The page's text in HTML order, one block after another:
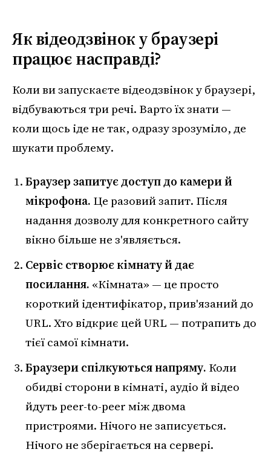
Як відеодзвінок у браузері
працює насправді?
Коли ви запускаєте відеодзвінок у браузері,
відбуваються три речі. Варто їх знати —
коли щось іде не так, одразу зрозуміло, де
шукати проблему.
Браузер запитує доступ до камери й
мікрофона. Це разовий запит. Після
надання дозволу для конкретного сайту
вікно більше не з'являється.
Сервіс створює кімнату й дає
посилання. «Кімната» — це просто
короткий ідентифікатор, прив'язаний до
URL. Хто відкриє цей URL — потрапить до
тієї самої кімнати.
Браузери спілкуються напряму. Коли
обидві сторони в кімнаті, аудіо й відео
йдуть peer-to-peer між двома
пристроями. Нічого не записується.
Нічого не зберігається на сервері.